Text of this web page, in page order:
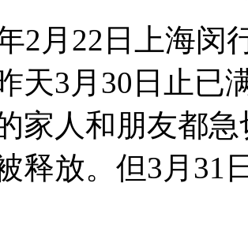
2月22日上海
天3月30日止已
家人和朋友都
释放。但3月31